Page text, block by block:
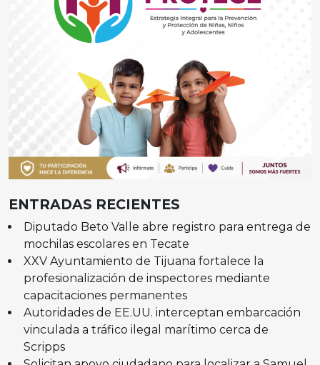
ENTRADAS RECIENTES
Diputado Beto Valle abre registro para entrega de
mochilas escolares en Tecate
XXV Ayuntamiento de Tijuana fortalece la
profesionalización de inspectores mediante
capacitaciones permanentes
Autoridades de EE.UU. interceptan embarcación
vinculada a tráfico ilegal marítimo cerca de
Scripps